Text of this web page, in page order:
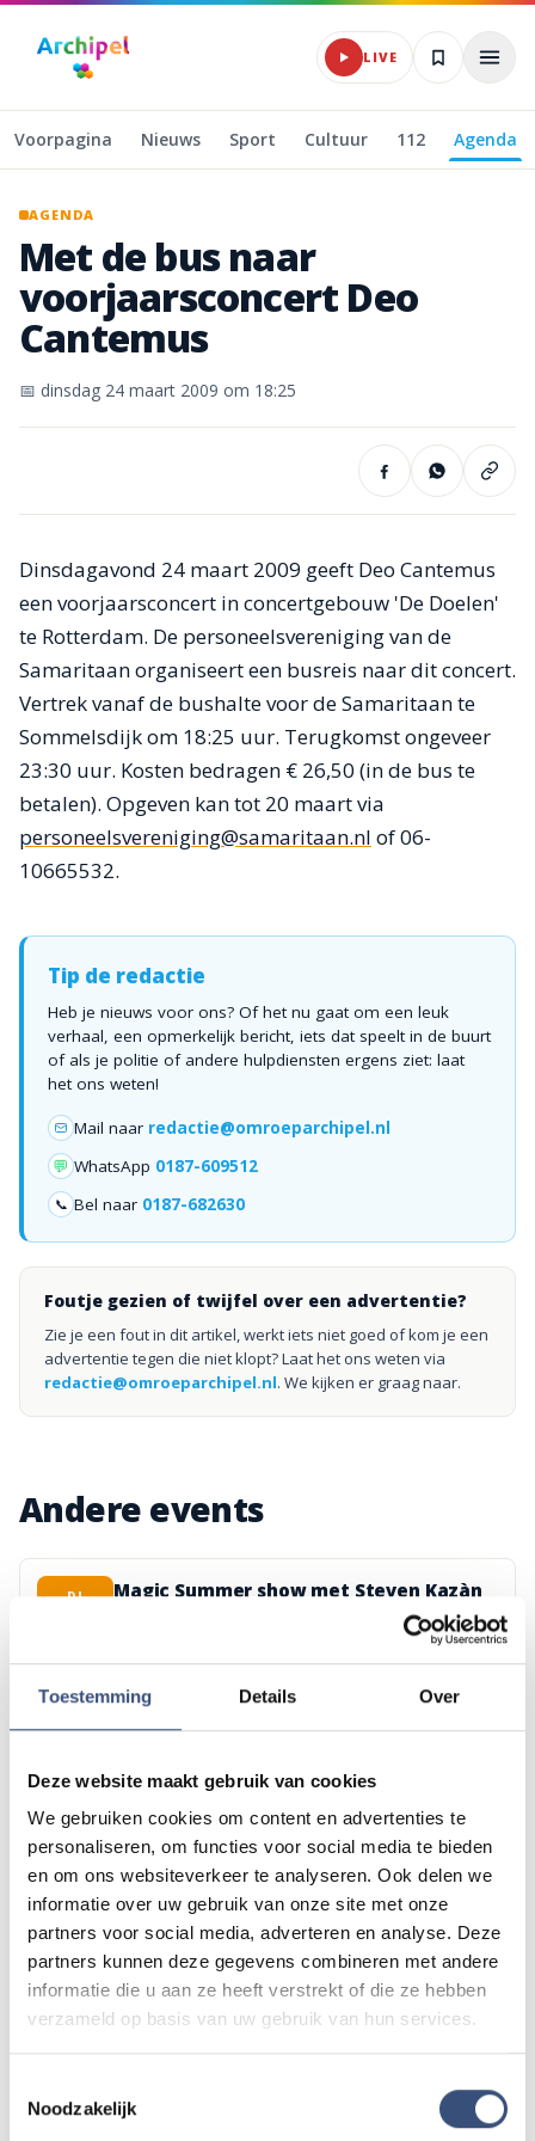
Toestemming Details Over
Deze website maakt gebruik van cookies
We gebruiken cookies om content en advertenties te
personaliseren, om functies voor social media te bieden
en om ons websiteverkeer te analyseren. Ook delen we
informatie over uw gebruik van onze site met onze
partners voor social media, adverteren en analyse. Deze
partners kunnen deze gegevens combineren met andere
informatie die u aan ze heeft verstrekt of die ze hebben
verzameld op basis van uw gebruik van hun services.
Noodzakelijk
Naar hoofdinhoud
LIVE
Voorpagina Nieuws Sport Cultuur 112 Agenda
AGENDA
Met de bus naar
voorjaarsconcert Deo
Cantemus
📅 dinsdag 24 maart 2009 om 18:25
Dinsdagavond 24 maart 2009 geeft Deo Cantemus
een voorjaarsconcert in concertgebouw 'De Doelen'
te Rotterdam. De personeelsvereniging van de
Samaritaan organiseert een busreis naar dit concert.
Vertrek vanaf de bushalte voor de Samaritaan te
Sommelsdijk om 18:25 uur. Terugkomst ongeveer
23:30 uur. Kosten bedragen € 26,50 (in de bus te
betalen). Opgeven kan tot 20 maart via
personeelsvereniging@samaritaan.nl of 06-
10665532.
Tip de redactie
Heb je nieuws voor ons? Of het nu gaat om een leuk
verhaal, een opmerkelijk bericht, iets dat speelt in de buurt
of als je politie of andere hulpdiensten ergens ziet: laat
het ons weten!
Mail naar redactie@omroeparchipel.nl
💬 WhatsApp 0187-609512
📞 Bel naar 0187-682630
Foutje gezien of twijfel over een advertentie?
Zie je een fout in dit artikel, werkt iets niet goed of kom je een
advertentie tegen die niet klopt? Laat het ons weten via
redactie@omroeparchipel.nl. We kijken er graag naar.
Andere events
DI Magic Summer show met Steven Kazàn
12
AUG.
Kinderdagen bij RTM-trammuseum in
📍Ouddorp🕐10:00
13
AUG.
Hippie Beach Day markt bij Houten Kaap
📍Ouddorp🕐12:00
13
Concert met Oekraïense musici in
Dorpskerk Ouddorp